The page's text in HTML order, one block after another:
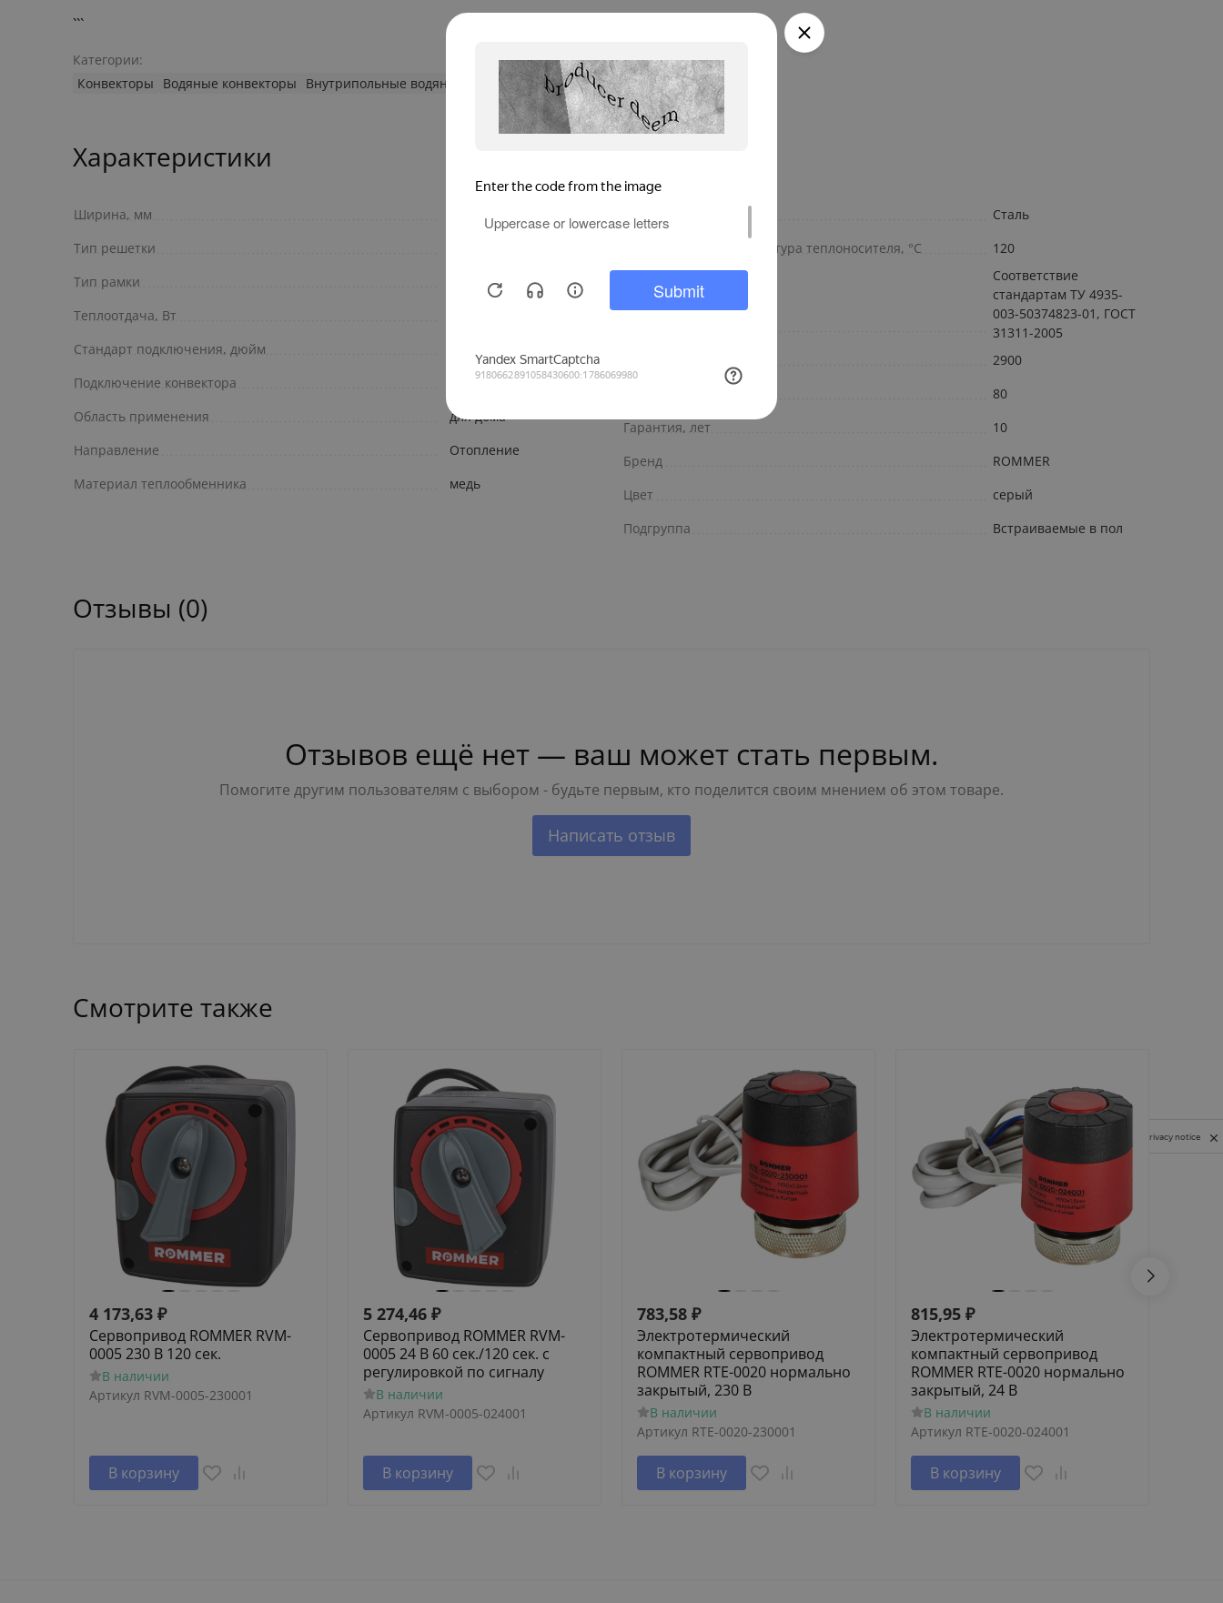
```
Категории:
Конвекторы
Водяные конвекторы Внутрипольные водяные конвекторы
Характеристики
Ширина, мм
Тип решетки
Тип рамки
U-образная
Теплоотдача, Вт
Стандарт подключения, дюйм
Подключение конвектора
Универсальное
Область применения
для дома
Направление
Отопление
Материал теплообменника
медь
Материал корпуса
Сталь
Максимальная температура теплоносителя, °С
120
Соответствие
стандартам ТУ 4935-
003-50374823-01, ГОСТ
31311-2005
2900
80
Гарантия, лет
10
Бренд
ROMMER
Цвет
серый
Подгруппа
Встраиваемые в пол
Отзывы (0)
Отзывов ещё нет — ваш может стать первым.
Помогите другим пользователям с выбором - будьте первым, кто поделится своим мнением об этом товаре.
Написать отзыв
Смотрите также
4 173,63 ₽
Сервопривод ROMMER RVM-
0005 230 В 120 сек.
В наличии
Артикул RVM-0005-230001
В корзину
5 274,46 ₽
Сервопривод ROMMER RVM-
0005 24 В 60 сек./120 сек. c
регулировкой по сигналу
В наличии
Артикул RVM-0005-024001
В корзину
783,58 ₽
Электротермический
компактный сервопривод
ROMMER RTE-0020 нормально
закрытый, 230 В
В наличии
Артикул RTE-0020-230001
В корзину
815,95 ₽
Электротермический
компактный сервопривод
ROMMER RTE-0020 нормально
закрытый, 24 В
В наличии
Артикул RTE-0020-024001
В корзину
Privacy notice